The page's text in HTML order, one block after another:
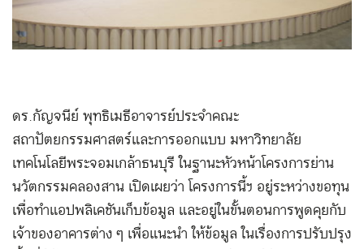
ดร.กัญจนีย์ พุทธิเมธี อาจารย์ประจำคณะ
สถาปัตยกรรมศาสตร์และการออกแบบ มหาวิทยาลัย
เทคโนโลยีพระจอมเกล้าธนบุรี ในฐานะหัวหน้าโครงการย่าน
นวัตกรรมคลองสาน เปิดเผยว่า โครงการนี้ฯ อยู่ระหว่างขอทุน
เพื่อทำแอปพลิเคชันเก็บข้อมูล และอยู่ในขั้นตอนการพูดคุยกับ
เจ้าของอาคารต่าง ๆ เพื่อแนะนำ ให้ข้อมูล ในเรื่องการปรับปรุง